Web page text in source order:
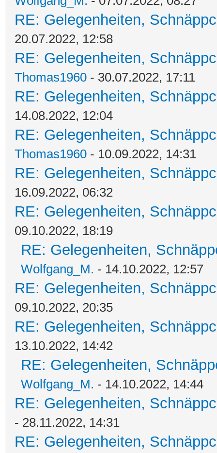
RE: Gelegenheiten,
20.07.2022, 12:58
RE: Gelegenheiten,
Thomas1960 - 30.07.2022, 17:11
RE: Gelegenheiten,
14.08.2022, 12:04
RE: Gelegenheiten,
Thomas1960 - 10.09.2022, 14:31
RE: Gelegenheiten,
16.09.2022, 06:32
RE: Gelegenheiten,
09.10.2022, 18:19
RE: Gelegenheiten,
Wolfgang_M. - 14.10.2022, 12:57
RE: Gelegenheiten,
09.10.2022, 20:35
RE: Gelegenheiten,
13.10.2022, 14:42
RE: Gelegenheiten,
Wolfgang_M. - 14.10.2022, 14:44
RE: Gelegenheiten,
- 28.11.2022, 14:31
RE: Gelegenheiten,